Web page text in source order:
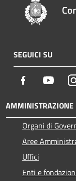
SEGUICI SU
Facebook
AMMINISTRAZIONE
Organi di
Aree
Uffici
Enti e